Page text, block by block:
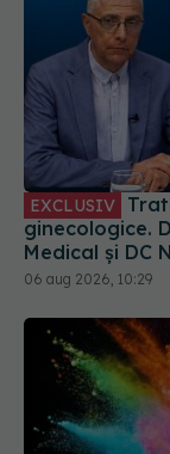
EXCLUSIV
ginecologice.
Medical și DC
06 aug 2026, 10:29